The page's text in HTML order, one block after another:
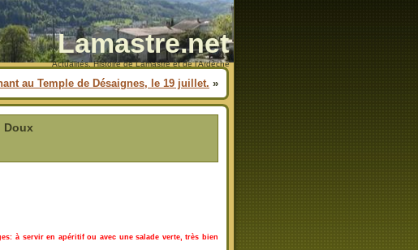
Lamastre.net
Actualités, Histoire de Lamastre et de l'Ardèche
au Temple de Désaignes, le 19 juillet. »
Doux
à servir en apéritif ou avec une salade verte, très bien